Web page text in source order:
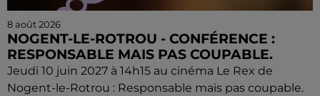
8 août 2026
NOGENT-LE-ROTROU - CONFÉRENCE :
RESPONSABLE MAIS PAS COUPABLE.
Jeudi 10 juin 2027 à 14h15 au cinéma Le Rex de
Nogent-le-Rotrou : Responsable mais pas coupable.